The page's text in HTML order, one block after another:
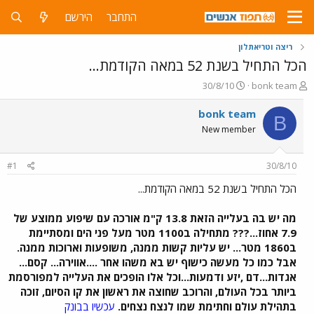
התחבר הירשם
ריצה וטריאתלון
הכל התחיל בשנת 52 במאה הקודמת...
פ
ו
ת
ח
ה
ו
ש
א
bonk team
פ
ו
ר
ם
ר
ך
30/8/10
B
bonk team
New member
30/8/10
#1
הכל התחיל בשנת 52 במאה הקודמת...
מה יש בה בעלייה הזאת 13.8 ק"מ אורכה עם שיפוע ממוצע של
7.9 אחוז...??? מתחילה ב1100 מטר מעל פני הים ומסתיימת
ב1860 מטר... יש עליות קשות ממנה, משופעות וארוכות ממנה.
אבל כמו כל מעשה כישוף יש בא משהו אחר ....אווירה... קסם...
אגדות...דם ,יזע ודמעות...וכל אלו הופכים את העלייה למפורסמת
ביותר בכל העולם, והרוכב שחוצה את ראשון את קו הסיום, זוכה
בתהילת עולם וחתימת שמו לנצח נצחים. עכשיו בבונק